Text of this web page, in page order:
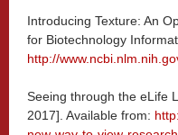
Introducing Texture: An
for Biotechnology
http://
Seeing through the eLife
2017]. Available from: